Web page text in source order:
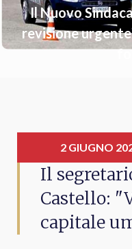
Il Nuovo
revisione
2 GIUGNO
Il
Castello:
capitale